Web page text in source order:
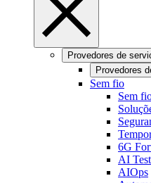
Provedores de
Provedores
Sem fio
Sem
6G
AI
AIOps